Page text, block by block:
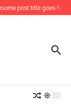
post title goes here